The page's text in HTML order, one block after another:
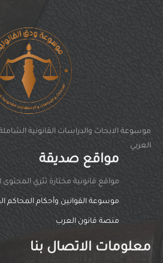
موسوعة الابحاث والدراسات القانونية
العربي
مواقع صديقة
مواقغ قانونية مختارة تثري المحتوى
موسوعة القوانين وأحكام المحاكم
منصة قانون العرب
معلومات الاتصال بنا